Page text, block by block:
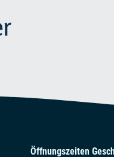
Öffnungszeiten